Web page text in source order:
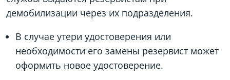
демобилизации через их подразделения.
В случае утери удостоверения или
необходимости его замены резервист может
оформить новое удостоверение.